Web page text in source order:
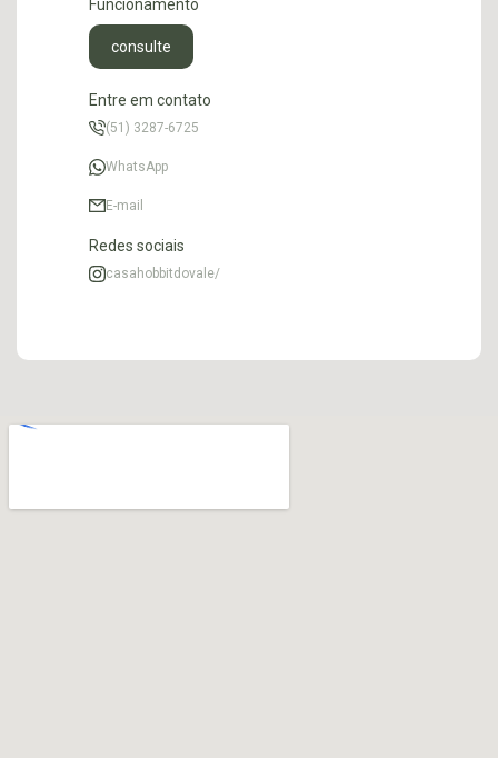
Funcionamento
consulte
Entre em contato
(51) 3287-6725
WhatsApp
E-mail
Redes sociais
casahobbitdovale/